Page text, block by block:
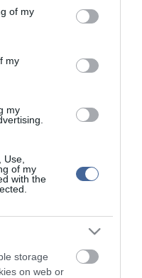
You may click to
its third-party tags to
in below Google
of my
my
my
of my
with the
storage
on web or
közlekedik erre,
mintegy három percet
idén még nem kerül
használni, de így is nő a
Budapest és a Balaton